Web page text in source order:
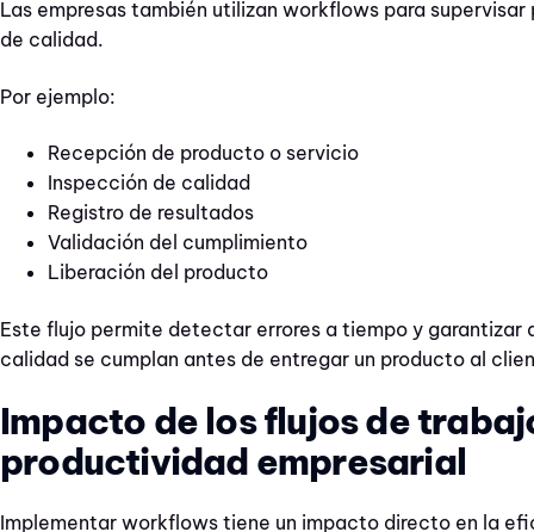
Las empresas también utilizan workflows para
de calidad.
Por ejemplo:
Recepción de producto o servicio
Inspección de calidad
Registro de resultados
Validación del cumplimiento
Liberación del producto
Este flujo permite detectar errores a tiempo y garantizar
calidad se cumplan antes de entregar un producto al
Impacto de los flujos de
productividad empresarial
Implementar workflows tiene un impacto directo en la